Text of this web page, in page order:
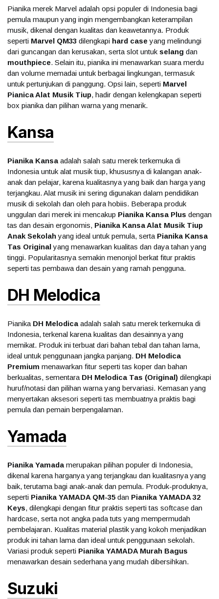
Pianika merek Marvel adalah opsi populer di Indonesia bagi
pemula maupun yang ingin mengembangkan keterampilan
musik, dikenal dengan kualitas dan keawetannya. Produk
seperti Marvel QM33 dilengkapi hard case yang melindungi
dari guncangan dan kerusakan, serta slot untuk selang dan
mouthpiece. Selain itu, pianika ini menawarkan suara merdu
dan volume memadai untuk berbagai lingkungan, termasuk
untuk pertunjukan di panggung. Opsi lain, seperti Marvel
Pianica Alat Musik Tiup, hadir dengan kelengkapan seperti
box pianika dan pilihan warna yang menarik.
Kansa
Pianika Kansa adalah salah satu merek terkemuka di
Indonesia untuk alat musik tiup, khususnya di kalangan anak-
anak dan pelajar, karena kualitasnya yang baik dan harga yang
terjangkau. Alat musik ini sering digunakan dalam pendidikan
musik di sekolah dan oleh para hobiis. Beberapa produk
unggulan dari merek ini mencakup Pianika Kansa Plus dengan
tas dan desain ergonomis, Pianika Kansa Alat Musik Tiup
Anak Sekolahyang ideal untuk pemula, serta Pianika Kansa
Tas Originalyang menawarkan kualitas dan daya tahan yang
tinggi. Popularitasnya semakin menonjol berkat fitur praktis
seperti tas pembawa dan desain yang ramah pengguna.
DH Melodica
Pianika DH Melodica adalah salah satu merek terkemuka di
Indonesia, terkenal karena kualitas dan desainnya yang
memikat. Produk ini terbuat dari bahan tebal dan tahan lama,
ideal untuk penggunaan jangka panjang. DH Melodica
Premium menawarkan fitur seperti tas koper dan bahan
berkualitas, sementara DH Melodica Tas (Original) dilengkapi
huruf/notasi dan pilihan warna yang bervariasi. Kemasan yang
menyertakan aksesori seperti tas membuatnya praktis bagi
pemula dan pemain berpengalaman.
Yamada
Pianika Yamada merupakan pilihan populer di Indonesia,
dikenal karena harganya yang terjangkau dan kualitasnya yang
baik, terutama bagi anak-anak dan pemula. Produk-produknya,
seperti Pianika YAMADA QM-35 dan Pianika YAMADA 32
Keys, dilengkapi dengan fitur praktis seperti tas softcase dan
hardcase, serta not angka pada tuts yang mempermudah
pembelajaran. Kualitas material plastik yang kokoh menjadikan
produk ini tahan lama dan ideal untuk penggunaan sekolah.
Variasi produk seperti Pianika YAMADA Murah Bagus
menawarkan desain sederhana yang mudah dibersihkan.
Suzuki